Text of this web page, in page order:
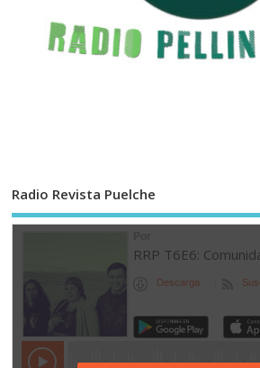
Radio Revista Puelche